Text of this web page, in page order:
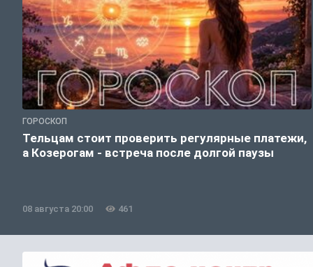
ГОРОСКОП
Тельцам стоит проверить регулярные платежи,
а Козерогам - встреча после долгой паузы
08 августа 20:00 461